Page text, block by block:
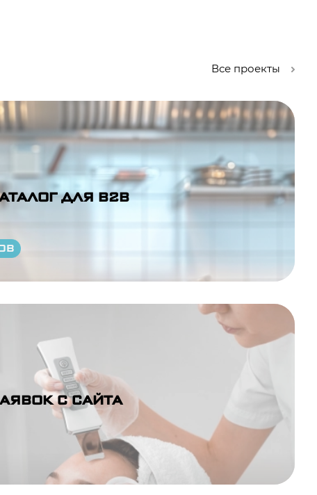
Все проекты
ДЛЯ B2B
С САЙТА